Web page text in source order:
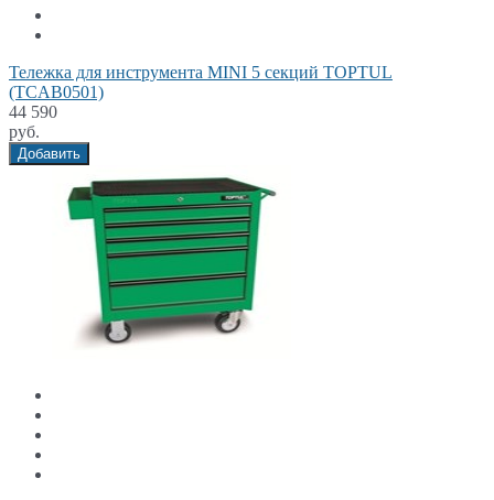
Тележка для инструмента MINI 5 секций TOPTUL
(TCAB0501)
44 590
руб.
Добавить